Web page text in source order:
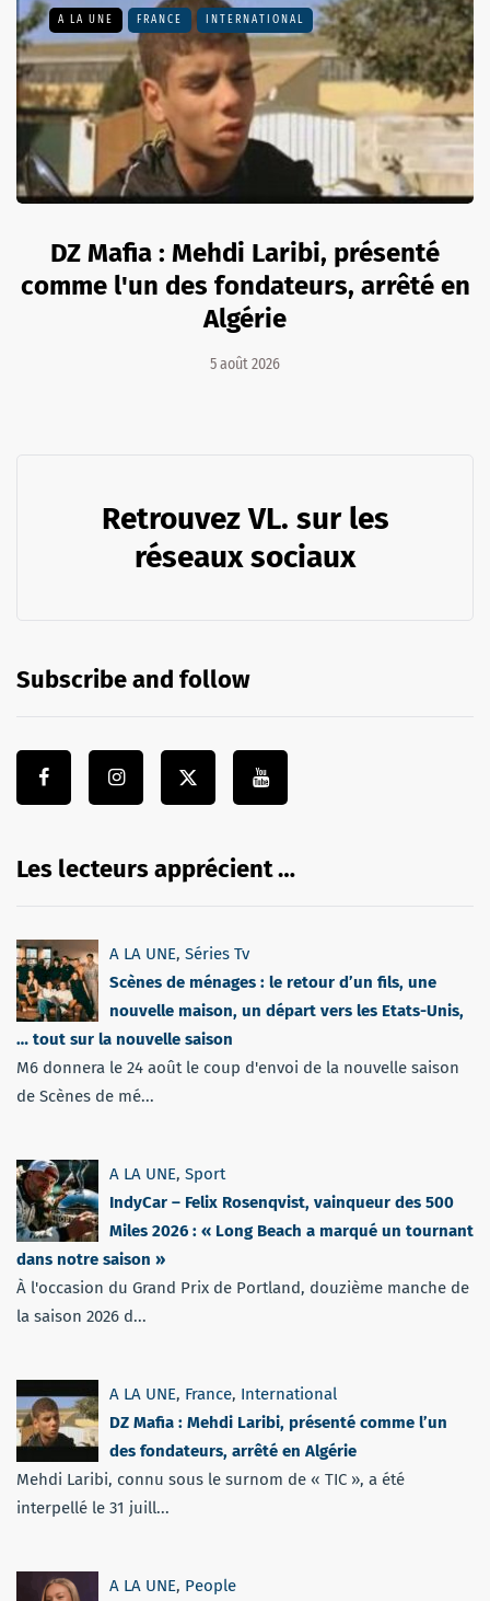
A LA UNE FRANCE INTERNATIONAL
DZ Mafia : Mehdi Laribi, présenté
comme l'un des fondateurs, arrêté en
Algérie
5 août 2026
Retrouvez VL. sur les
réseaux sociaux
Subscribe and follow
Les lecteurs apprécient …
A LA UNE, Séries Tv
Scènes de ménages : le retour d’un fils, une
nouvelle maison, un départ vers les Etats-Unis,
… tout sur la nouvelle saison
M6 donnera le 24 août le coup d'envoi de la nouvelle saison
de Scènes de mé...
A LA UNE, Sport
IndyCar – Felix Rosenqvist, vainqueur des 500
Miles 2026 : « Long Beach a marqué un tournant
dans notre saison »
À l'occasion du Grand Prix de Portland, douzième manche de
la saison 2026 d...
A LA UNE, France, International
DZ Mafia : Mehdi Laribi, présenté comme l’un
des fondateurs, arrêté en Algérie
Mehdi Laribi, connu sous le surnom de « TIC », a été
interpellé le 31 juill...
A LA UNE, People